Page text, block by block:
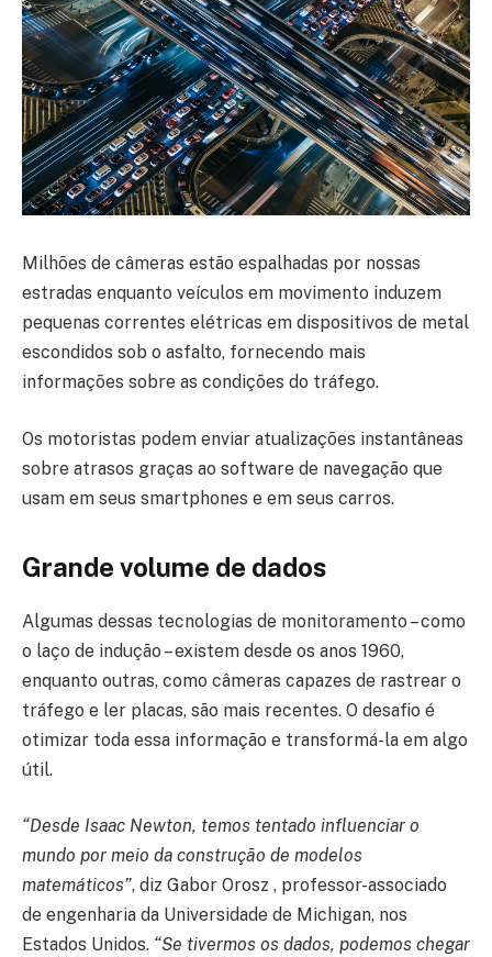
Milhões de câmeras estão espalhadas por nossas
estradas enquanto veículos em movimento induzem
pequenas correntes elétricas em dispositivos de metal
escondidos sob o asfalto, fornecendo mais
informações sobre as condições do tráfego.
Os motoristas podem enviar atualizações instantâneas
sobre atrasos graças ao software de navegação que
usam em seus smartphones e em seus carros.
Grande volume de dados
Algumas dessas tecnologias de monitoramento – como
o laço de indução – existem desde os anos 1960,
enquanto outras, como câmeras capazes de rastrear o
tráfego e ler placas, são mais recentes. O desafio é
otimizar toda essa informação e transformá-la em algo
útil.
“Desde Isaac Newton, temos tentado influenciar o
mundo por meio da construção de modelos
matemáticos”, diz Gabor Orosz , professor-associado
de engenharia da Universidade de Michigan, nos
Estados Unidos. “Se tivermos os dados, podemos chegar